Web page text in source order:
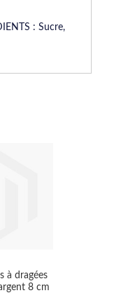
: Sucre,
à dragées
8 cm